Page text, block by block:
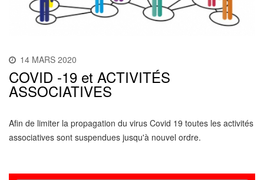
14 MARS 2020
COVID -19 et ACTIVITÉS
ASSOCIATIVES
Afin de limiter la propagation du virus Covid 19 toutes les activités
associatives sont suspendues jusqu'à nouvel ordre.